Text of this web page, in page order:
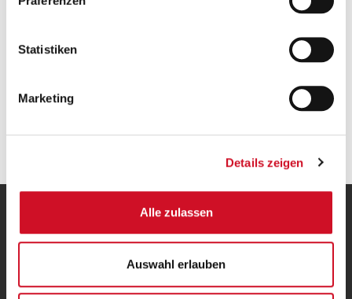
Statistiken
Marketing
Details zeigen
Alle zulassen
Auswahl erlauben
Stieglbrauerei
+43 50 1492-0